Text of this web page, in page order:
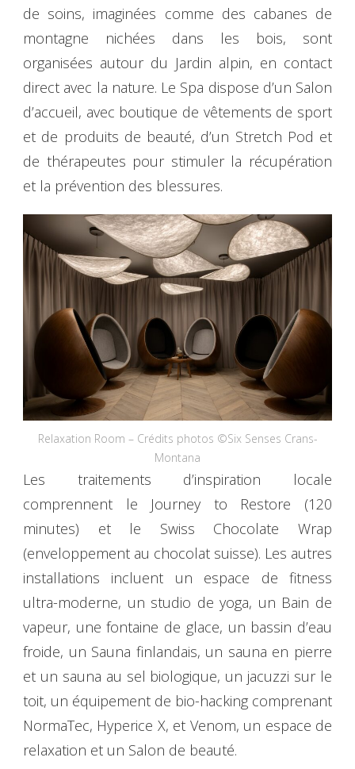
de soins, imaginées comme des cabanes de
montagne nichées dans les bois, sont
organisées autour du Jardin alpin, en contact
direct avec la nature. Le Spa dispose d’un Salon
d’accueil, avec boutique de vêtements de sport
et de produits de beauté, d’un Stretch Pod et
de thérapeutes pour stimuler la récupération
et la prévention des blessures.
Relaxation Room – Crédits photos ©Six Senses Crans-
Montana
Les traitements d’inspiration locale
comprennent le Journey to Restore (120
minutes) et le Swiss Chocolate Wrap
(enveloppement au chocolat suisse). Les autres
installations incluent un espace de fitness
ultra-moderne, un studio de yoga, un Bain de
vapeur, une fontaine de glace, un bassin d’eau
froide, un Sauna finlandais, un sauna en pierre
et un sauna au sel biologique, un jacuzzi sur le
toit, un équipement de bio-hacking comprenant
NormaTec, Hyperice X, et Venom, un espace de
relaxation et un Salon de beauté.